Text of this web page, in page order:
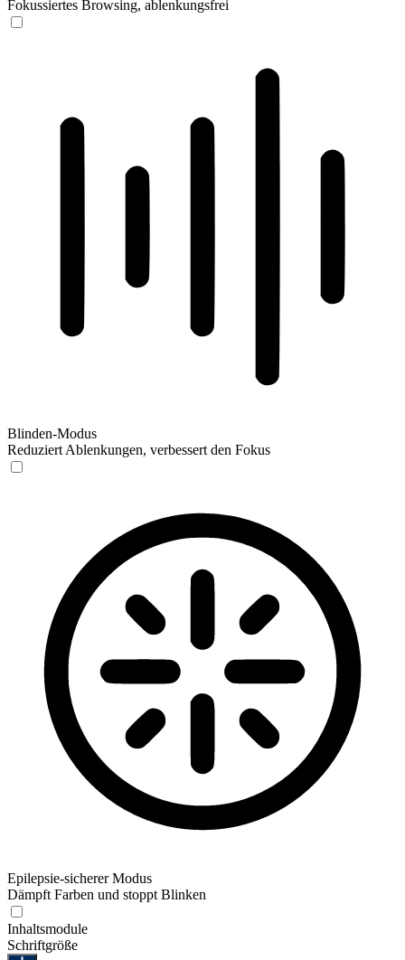
Fokussiertes Browsing, ablenkungsfrei
Blinden-Modus
Reduziert Ablenkungen, verbessert den Fokus
Epilepsie-sicherer Modus
Dämpft Farben und stoppt Blinken
Inhaltsmodule
Schriftgröße